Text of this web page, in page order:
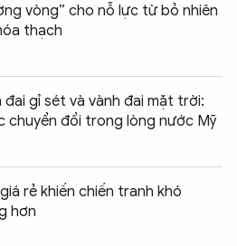
vòng” cho nỗ lực từ bỏ nhiên
thạch
đai gỉ sét và vành đai mặt trời:
chuyển đổi trong lòng nước Mỹ
rẻ khiến chiến tranh khó
hơn